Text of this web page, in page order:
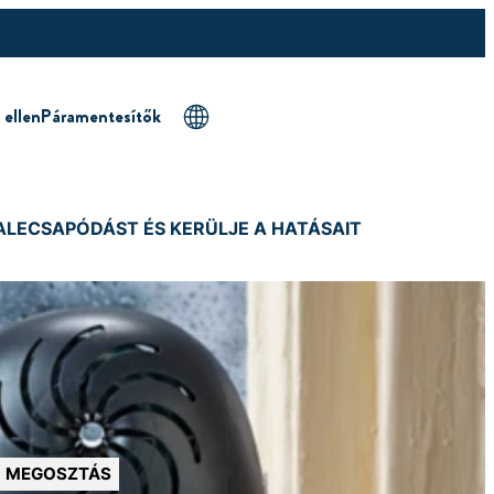
Páramentesítők
ÉS KERÜLJE A HATÁSAIT
MEGOSZTÁS